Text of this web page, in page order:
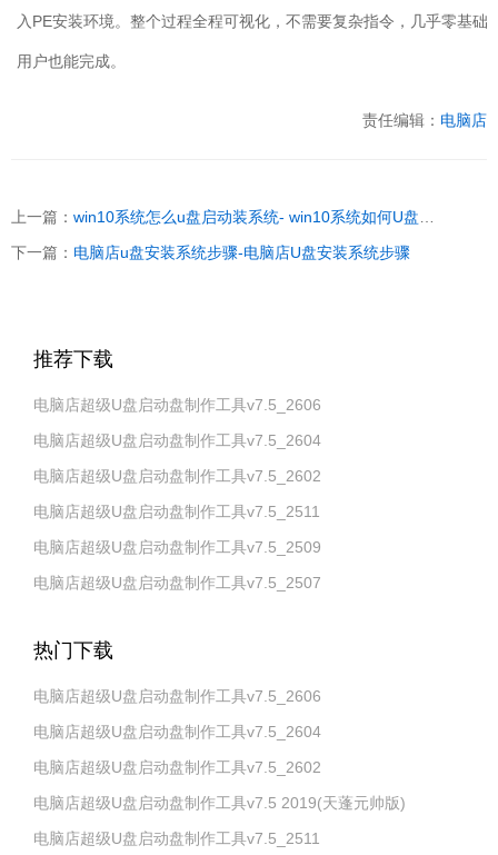
入PE安装环境。整个过程全程可视化，不需要复杂指令，几乎零基础
用户也能完成。
责任编辑： 电脑店
上一篇： win10系统怎么u盘启动装系统- win10系统如何U盘启动装系统
下一篇： 电脑店u盘安装系统步骤-电脑店U盘安装系统步骤
推荐下载
电脑店超级U盘启动盘制作工具v7.5_2606
电脑店超级U盘启动盘制作工具v7.5_2604
电脑店超级U盘启动盘制作工具v7.5_2602
电脑店超级U盘启动盘制作工具v7.5_2511
电脑店超级U盘启动盘制作工具v7.5_2509
电脑店超级U盘启动盘制作工具v7.5_2507
热门下载
电脑店超级U盘启动盘制作工具v7.5_2606
电脑店超级U盘启动盘制作工具v7.5_2604
电脑店超级U盘启动盘制作工具v7.5_2602
电脑店超级U盘启动盘制作工具v7.5 2019(天蓬元帅版)
电脑店超级U盘启动盘制作工具v7.5_2511